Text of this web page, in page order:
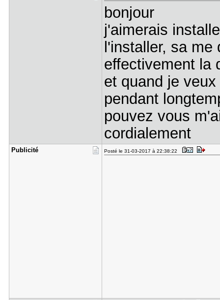
bonjour
j'aimerais
l'installer, sa
effectivement la
et quand je
pendant
pouvez vous
cordialement
Publicité Posté le 31-03-2017 à 22:38:22